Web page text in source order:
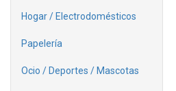
Hogar / Electrodomésticos
Papelería
Ocio / Deportes / Mascotas